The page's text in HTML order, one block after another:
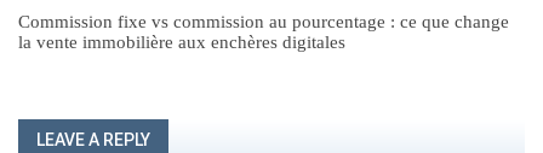
Commission fixe vs commission au pourcentage : ce que change
la vente immobilière aux enchères digitales
LEAVE A REPLY